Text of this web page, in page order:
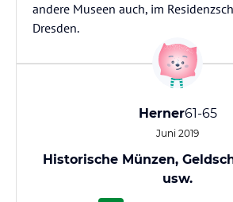
andere Museen auch, im
Dresden.
Herner61-65
Juni 2019
Historische Münzen,
usw.